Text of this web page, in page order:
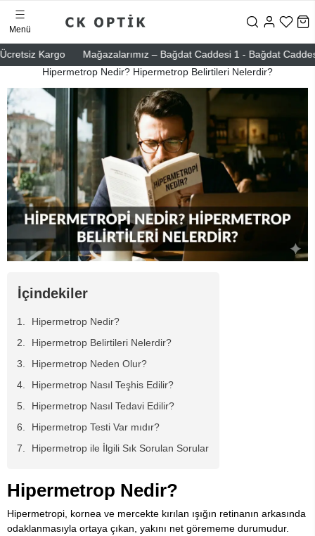
Kargo Mağazalarımız – Bağdat Caddesi 1 - Bağdat Caddesi
Menü
Hipermetrop Nedir? Hipermetrop Belirtileri Nelerdir?
İçindekiler
Hipermetrop Nedir?
Hipermetrop Belirtileri Nelerdir?
Hipermetrop Neden Olur?
Hipermetrop Nasıl Teşhis Edilir?
Hipermetrop Nasıl Tedavi Edilir?
Hipermetrop Testi Var mıdır?
Hipermetrop ile İlgili Sık Sorulan Sorular
Hipermetrop Nedir?
Hipermetropi, kornea ve mercekte kırılan ışığın retinanın arkasında
odaklanmasıyla ortaya çıkan, yakını net görememe durumudur.